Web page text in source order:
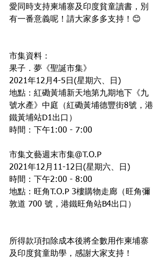
愛同時支持柬埔寨及印度貧童讀書，別
有一番意義呢！請大家多多支持！😊
市集資料：
果子．夢《聖誕市集》
2021年12月4-5日(星期六、日)
地點：紅磡黃埔新天地第九期地下《九
號水產》中庭（紅磡黃埔德豐街8號，港
鐵黃埔站D1出口）
時間：下午1:00 - 7:00
市集文藝週末市集@T.O.P
2021年12月11-12日(星期六、日)
時間：下午2:00 - 8:00
地點：旺角T.O.P 3樓購物走廊（旺角彌
敦道 700 號，港鐵旺角站B4出口）
所得款項扣除成本後將全數用作柬埔寨
及印度貧童助學，感謝大家支持！